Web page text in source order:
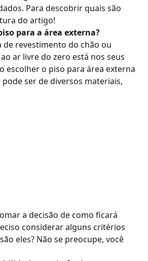
Para descobrir quais são
do artigo!
para a área externa?
de revestimento do chão ou
ar livre do zero está nos seus
escolher o piso para área externa
ser de diversos materiais,
a decisão de como ficará
considerar alguns critérios
eles? Não se preocupe, você